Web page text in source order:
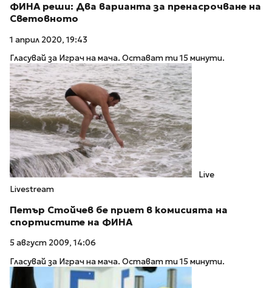
ФИНА реши: Два варианта за пренасрочване на
Световното
1 април 2020, 19:43
Гласувай за Играч на мача. Остават ти 15 минути.
Live
Livestream
Петър Стойчев бе приет в комисията на
спортистите на ФИНА
5 август 2009, 14:06
Гласувай за Играч на мача. Остават ти 15 минути.